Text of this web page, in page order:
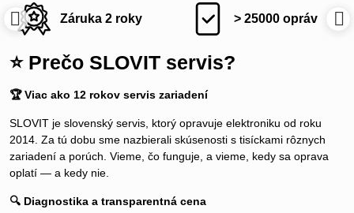
> 25000 opráv Napíšte nám
⭐ Prečo SLOVIT servis?
🏆 Viac ako 12 rokov servis zariadení
SLOVIT je slovenský servis, ktorý opravuje elektroniku od roku
2014. Za tú dobu sme nazbierali skúsenosti s tisíckami rôznych
zariadení a porúch. Vieme, čo funguje, a vieme, kedy sa oprava
oplatí — a kedy nie.
🔍 Diagnostika a transparentná cena